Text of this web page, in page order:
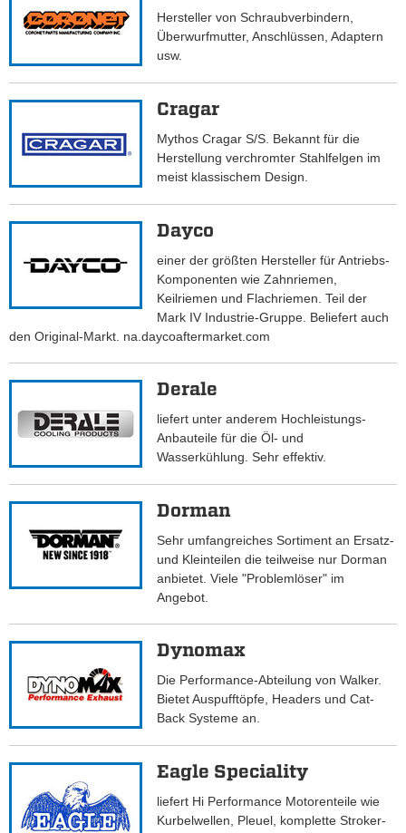
Hersteller von Schraubverbindern,
Überwurfmutter, Anschlüssen, Adaptern
usw.
Cragar
Mythos Cragar S/S. Bekannt für die
Herstellung verchromter Stahlfelgen im
meist klassischem Design.
Dayco
einer der größten Hersteller für Antriebs-
Komponenten wie Zahnriemen,
Keilriemen und Flachriemen. Teil der
Mark IV Industrie-Gruppe. Beliefert auch
den Original-Markt. na.daycoaftermarket.com
Derale
liefert unter anderem Hochleistungs-
Anbauteile für die Öl- und
Wasserkühlung. Sehr effektiv.
Dorman
Sehr umfangreiches Sortiment an Ersatz-
und Kleinteilen die teilweise nur Dorman
anbietet. Viele "Problemlöser" im
Angebot.
Dynomax
Die Performance-Abteilung von Walker.
Bietet Auspufftöpfe, Headers und Cat-
Back Systeme an.
Eagle Speciality
liefert Hi Performance Motorenteile wie
Kurbelwellen, Pleuel, komplette Stroker-